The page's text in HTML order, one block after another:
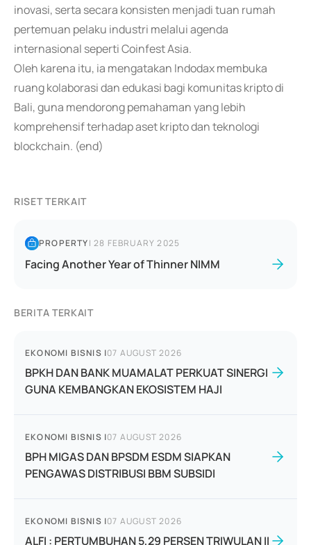
inovasi, serta secara konsisten menjadi tuan rumah
pertemuan pelaku industri melalui agenda
internasional seperti Coinfest Asia.
Oleh karena itu, ia mengatakan Indodax membuka
ruang kolaborasi dan edukasi bagi komunitas kripto di
Bali, guna mendorong pemahaman yang lebih
komprehensif terhadap aset kripto dan teknologi
blockchain. (end)
RISET TERKAIT
PROPERTY|28 FEBRUARY 2025
Facing Another Year of Thinner NIMM
BERITA TERKAIT
EKONOMI BISNIS |07 AUGUST 2026
BPKH DAN BANK MUAMALAT PERKUAT SINERGI
GUNA KEMBANGKAN EKOSISTEM HAJI
EKONOMI BISNIS |07 AUGUST 2026
BPH MIGAS DAN BPSDM ESDM SIAPKAN
PENGAWAS DISTRIBUSI BBM SUBSIDI
EKONOMI BISNIS |07 AUGUST 2026
ALFI : PERTUMBUHAN 5,29 PERSEN TRIWULAN II